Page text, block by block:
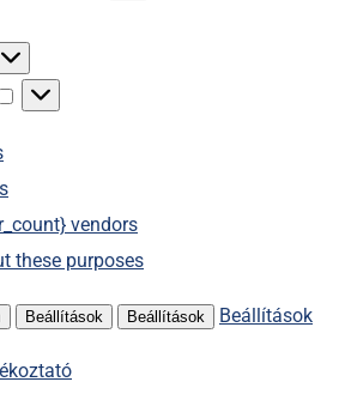
Statisztikai
Marketing
vendors
these purposes
Beállítások Beállítások Beállítások